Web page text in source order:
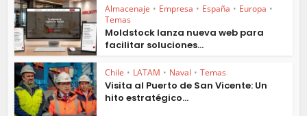
Almacenaje • Empresa • España • Europa •
Temas
Moldstock lanza nueva web para
facilitar soluciones...
Chile • LATAM • Naval • Temas
Visita al Puerto de San Vicente: Un
hito estratégico...